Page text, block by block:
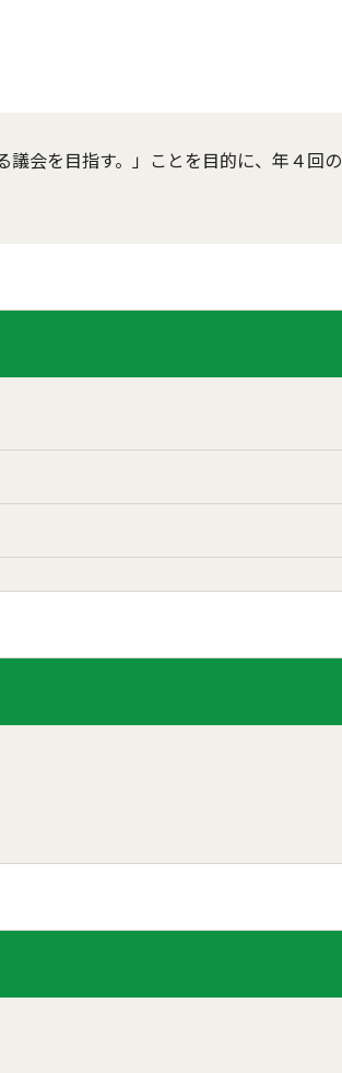
会を目指す。」ことを目的に、年４回の